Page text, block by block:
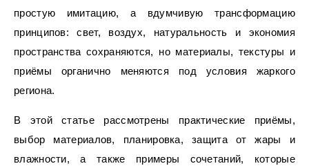
простую имитацию, а вдумчивую трансформацию
принципов: свет, воздух, натуральность и экономия
пространства сохраняются, но материалы, текстуры и
приёмы органично меняются под условия жаркого
региона.
В этой статье рассмотрены практические приёмы,
выбор материалов, планировка, защита от жары и
влажности, а также примеры сочетаний, которые